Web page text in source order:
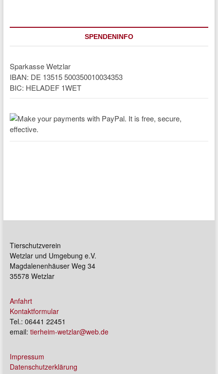
SPENDENINFO
Sparkasse Wetzlar
IBAN: DE 13515 500350010034353
BIC: HELADEF 1WET
Tierschutzverein
Wetzlar und Umgebung e.V.
Magdalenenhäuser Weg 34
35578 Wetzlar
Anfahrt
Kontaktformular
Tel.: 06441 22451
email: tierheim-wetzlar@web.de
Impressum
Datenschutzerklärung